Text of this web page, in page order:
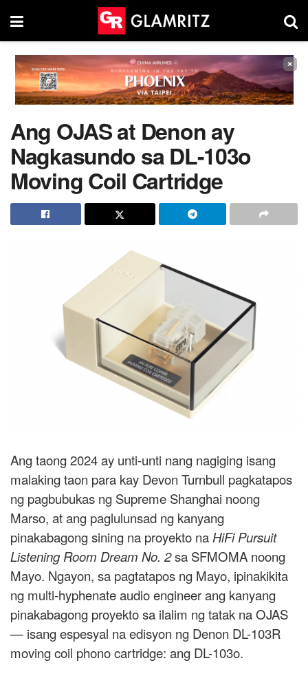
×
Ang OJAS at Denon ay
Nagkasundo sa DL-103o
Moving Coil Cartridge
Ang taong 2024 ay unti-unti nang nagiging isang
malaking taon para kay Devon Turnbull pagkatapos
ng pagbubukas ng Supreme Shanghai noong
Marso, at ang paglulunsad ng kanyang
pinakabagong sining na proyekto naHiFi Pursuit
Listening Room Dream No. 2sa SFMOMA noong
Mayo. Ngayon, sa pagtatapos ng Mayo, ipinakikita
ng multi-hyphenate audio engineer ang kanyang
pinakabagong proyekto sa ilalim ng tatak na OJAS
— isang espesyal na edisyon ng Denon DL-103R
moving coil phono cartridge: ang DL-103o.